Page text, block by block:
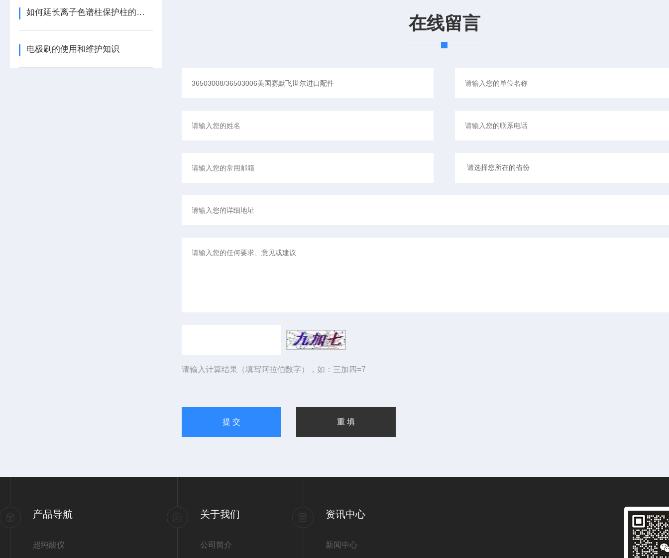
如何延长离子色谱柱保护柱的使用寿命
电极刷的使用和维护知识
在线留言
请输入计算结果（填写阿拉伯数字），如：三加四=7
产品导航
超纯酸仪
关于我们
公司简介
资讯中心
新闻中心